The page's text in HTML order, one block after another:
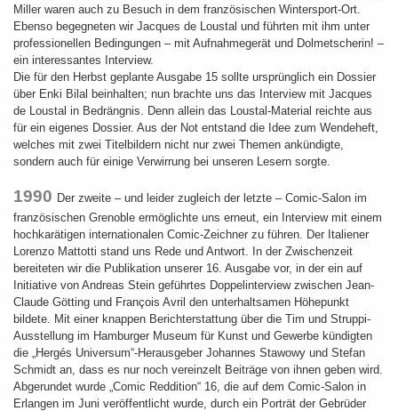
Miller waren auch zu Besuch in dem französischen Wintersport-Ort.
Ebenso begegneten wir Jacques de Loustal und führten mit ihm unter
professionellen Bedingungen – mit Aufnahmegerät und Dolmetscherin! –
ein interessantes Interview.
Die für den Herbst geplante Ausgabe 15 sollte ursprünglich ein Dossier
über Enki Bilal beinhalten; nun brachte uns das Interview mit Jacques
de Loustal in Bedrängnis. Denn allein das Loustal-Material reichte aus
für ein eigenes Dossier. Aus der Not entstand die Idee zum Wendeheft,
welches mit zwei Titelbildern nicht nur zwei Themen ankündigte,
sondern auch für einige Verwirrung bei unseren Lesern sorgte.
1990 Der zweite – und leider zugleich der letzte – Comic-Salon im
französischen Grenoble ermöglichte uns erneut, ein Interview mit einem
hochkarätigen internationalen Comic-Zeichner zu führen. Der Italiener
Lorenzo Mattotti stand uns Rede und Antwort. In der Zwischenzeit
bereiteten wir die Publikation unserer 16. Ausgabe vor, in der ein auf
Initiative von Andreas Stein geführtes Doppelinterview zwischen Jean-
Claude Götting und François Avril den unterhaltsamen Höhepunkt
bildete. Mit einer knappen Berichterstattung über die Tim und Struppi-
Ausstellung im Hamburger Museum für Kunst und Gewerbe kündigten
die „Hergés Universum“-Herausgeber Johannes Stawowy und Stefan
Schmidt an, dass es nur noch vereinzelt Beiträge von ihnen geben wird.
Abgerundet wurde „Comic Reddition“ 16, die auf dem Comic-Salon in
Erlangen im Juni veröffentlicht wurde, durch ein Porträt der Gebrüder